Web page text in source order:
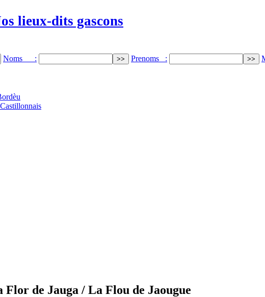
lieux-dits gascons
Noms : Prenoms :
Flor de Jauga / La Flou de Jaougue